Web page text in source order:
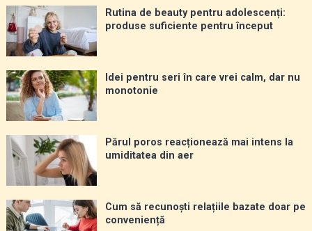
Rutina de beauty pentru adolescenți:
produse suficiente pentru început
Idei pentru seri în care vrei calm, dar nu
monotonie
Părul poros reacționează mai intens la
umiditatea din aer
Cum să recunoști relațiile bazate doar pe
conveniență